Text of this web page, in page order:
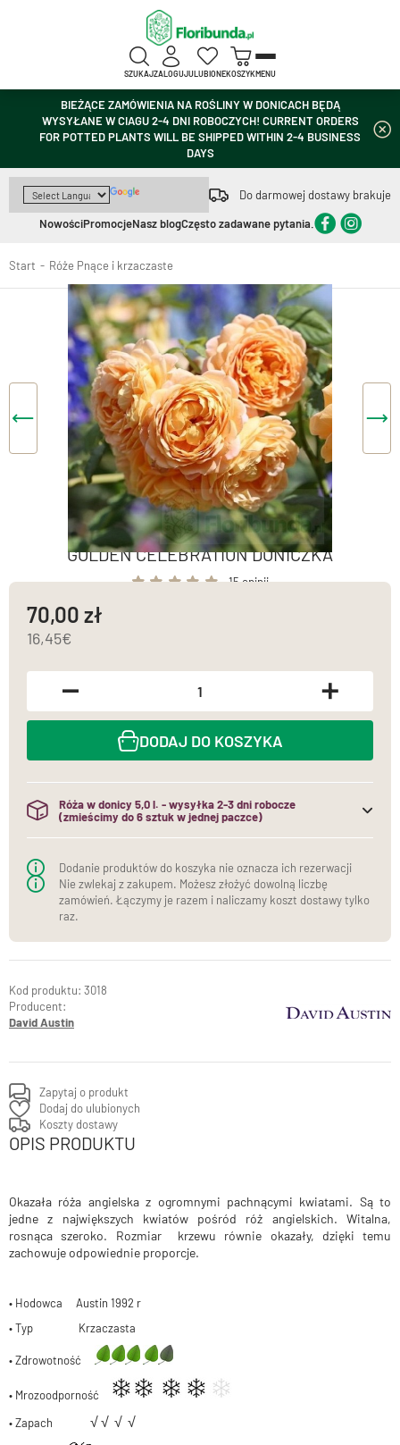
BIEŻĄCE ZAMÓWIENIA NA ROŚLINY W DONICACH BĘDĄ
WYSYŁANE W CIAGU 2-4 DNI ROBOCZYCH! CURRENT ORDERS
FOR POTTED PLANTS WILL BE SHIPPED WITHIN 2-4 BUSINESS
DAYS
Do darmowej dostawy brakuje
NowościPromocjeNasz blogCzęsto zadawane pytania.
SZUKAJZALOGUJULUBIONEKOSZYKMENU
Start Róże Pnące i krzaczaste
GOLDEN CELEBRATION DONICZKA
15 opinii
3018
Producent:
David Austin
Zapytaj o produkt
Dodaj do ulubionych
Koszty dostawy
OPIS PRODUKTU
Okazała róża angielska z ogromnymi pachnącymi kwiatami. Są to
jedne z największych kwiatów pośród róż angielskich. Witalna,
rosnąca szeroko. Rozmiar krzewu równie okazały, dzięki temu
zachowuje odpowiednie proporcje.
• Hodowca Austin 1992 r
• Typ Krzaczasta
• Zdrowotność
• Mrozoodporność
• Zapach √√ √ √
70,00
16,45
DODAJ DO KOSZYKA
Róża w donicy 5,0 l. - wysyłka 2-3 dni robocze
(zmieścimy do 6 sztuk w jednej paczce)
(do jednej paczki mieścimy maksymalnie 6 sztuk róż w
Dodanie produktów do koszyka nie oznacza ich rezerwacji
Nie zwlekaj z zakupem. Możesz złożyć dowolną liczbę
zamówień. Łączymy je razem i naliczamy koszt dostawy tylko
raz.